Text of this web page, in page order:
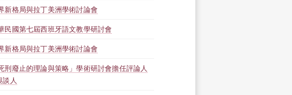
新格局與拉丁美洲學術討論會
民國第七屆西班牙語文教學研討會
新格局與拉丁美洲學術討論會
死刑廢止的理論與策略」學術研討會擔任評論人
談人